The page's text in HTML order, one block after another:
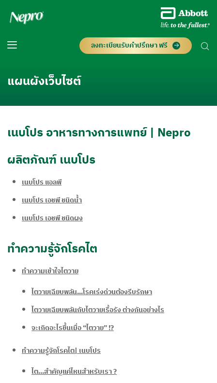
ลงทะเบียนรับคำปรึกษา ฟรี
แผนผังเว็บไซต์
เนบโปร อาหารทางการแพทย์ | Nepro
ผลิตภัณฑ์ เนบโปร
เนบโปร แอลพี
เนบโปร เอชพี ชนิดน้ำ
เนบโปร เอชพี ชนิดผง
ทำความรู้จักโรคไต
ทำความเข้าใจไตวาย
ไตวายเฉียบพลัน...โรคเร่งด่วนต้องรีบรักษา
ไตวายเฉียบพลันกับไตวายเรื้อรัง ต่างกันอย่างไร
จะเกิดอะไรขึ้นเมื่อ “ไตวาย” !?
ทำความรู้จักโรคไต| เนบโปร
ไต...สำคัญแค่ไหนสำหรับเรา ?